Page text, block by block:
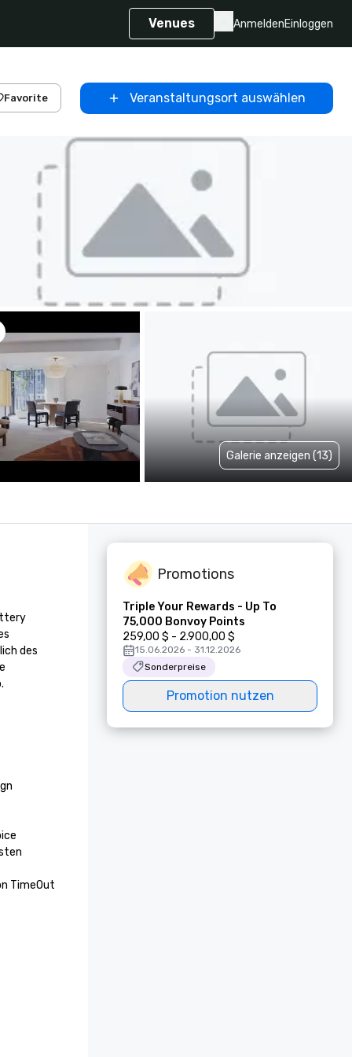
Venues AnmeldenEinloggen
Favorite Veranstaltungsort auswählen
Galerie anzeigen (13)
des
TimeOut
Promotions
Triple Your Rewards - Up To
75,000 Bonvoy Points
259,00 $ - 2.900,00 $
15.06.2026 - 31.12.2026
Sonderpreise
Promotion nutzen